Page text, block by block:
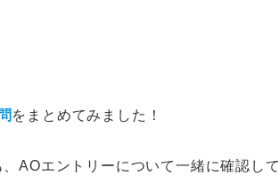
をまとめてみました！
AOエントリーについて一緒に確認して